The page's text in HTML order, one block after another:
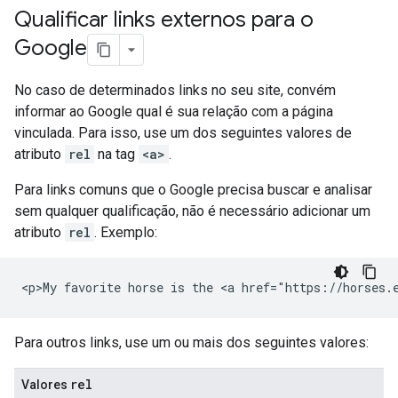
Qualificar links externos para o
Google
No caso de determinados links no seu site, convém
informar ao Google qual é sua relação com a página
vinculada. Para isso, use um dos seguintes valores de
atributo rel na tag <a> .
Para links comuns que o Google precisa buscar e analisar
sem qualquer qualificação, não é necessário adicionar um
atributo rel . Exemplo:
<p>My favorite horse is the <a href="https://
Para outros links, use um ou mais dos seguintes valores:
Valores rel